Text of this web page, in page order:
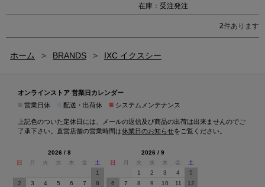
在庫：受注発注
2件あります
ホーム > BRANDS > IXC イクスシー
オンラインストア 営業日カレンダー
営業日休 配送・出荷休 ■ システムメンテナンス
上記色のついた定休日には、メールの返信及び商品の出荷は出来ませんのでご
了承下さい。直営店舗の営業時間は休業日のお知らせをご覧ください。
2026 / 8
日
月 火 水 木 金
土
1
2
3 4 5 6 7
8
2026 / 9
日
月 火 水 木 金
土
1
2 3 4
5
6
7 8 9 10 11
12